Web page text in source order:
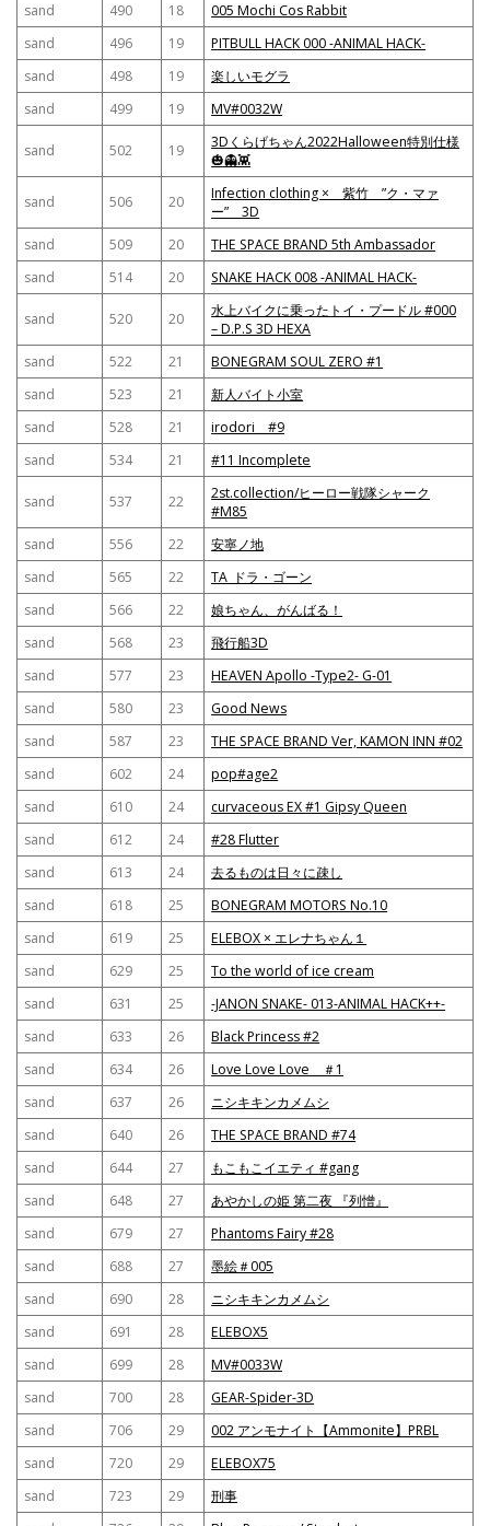
sand
490 18
005 Mochi Cos Rabbit
sand
496 19
PITBULL HACK 000 -ANIMAL HACK-
sand
498 19
楽しいモグラ
sand
499 19 MV#0032W
sand 502 19
3Dくらげちゃん2022Halloween特別仕様
🎃👻👾
sand 506 20
Infection clothing × 紫竹 ”ク・マァ
ー” 3D
sand
509 20
THE SPACE BRAND 5th Ambassador
sand
514 20 SNAKE HACK 008 -ANIMAL HACK-
sand 520 20
水上バイクに乗ったトイ・プードル #000
– D.P.S 3D HEXA
sand
522 21
BONEGRAM SOUL ZERO #1
sand
523 21
新人バイト小室
sand
528 21
irodori #9
sand
534 21 #11 Incomplete
sand 537 22
2st.collection/ヒーロー戦隊シャーク
#M85
sand
556 22
安寧ノ地
sand
565 22
TA_ドラ・ゴーン
sand
566 22
娘ちゃん、がんばる！
sand
568 23
飛行船3D
sand
577 23
HEAVEN Apollo -Type2- G-01
sand
580 23
Good News
sand
587 23
THE SPACE BRAND Ver, KAMON INN #02
sand
602 24
pop#age2
sand
610 24
curvaceous EX #1 Gipsy Queen
sand
612 24
#28 Flutter
sand
613 24
去るものは日々に疎し
sand
618 25
BONEGRAM MOTORS No.10
sand
619 25
ELEBOX × エレナちゃん１
sand
629 25
To the world of ice cream
sand
631 25
-JANON SNAKE- 013-ANIMAL HACK++-
sand
633 26
Black Princess #2
sand
634 26
Love Love Love ＃1
sand
637 26
ニシキキンカメムシ
sand
640 26
THE SPACE BRAND #74
sand
644 27
もこもこイエティ #gang
sand
648 27
あやかしの姫 第二夜 『列憎』
sand
679 27
Phantoms Fairy #28
sand
688 27
墨絵＃005
sand
690 28
ニシキキンカメムシ
sand
691 28
ELEBOX5
sand
699 28
MV#0033W
sand
700 28
GEAR-Spider-3D
sand
706 29
002 アンモナイト【Ammonite】PRBL
sand
720 29
ELEBOX75
sand
723 29
刑事